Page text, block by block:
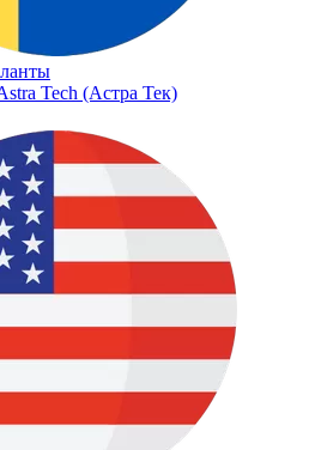
Tech (Астра Тек)